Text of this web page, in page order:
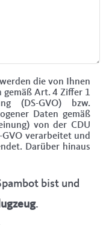
die von Ihnen
gemäß Art. 4 Ziffer 1
(DS-GVO) bzw.
Daten gemäß
von der CDU
GVO verarbeitet und
Darüber hinaus
bist und
.